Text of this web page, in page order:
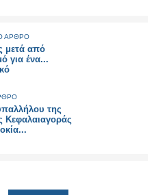
ΑΡΘΡΟ
μετά από
για ένα...
της
Κεφαλαιαγοράς